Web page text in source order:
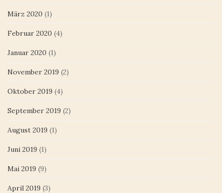
März 2020 (1)
Februar 2020 (4)
Januar 2020 (1)
November 2019 (2)
Oktober 2019 (4)
September 2019 (2)
August 2019 (1)
Juni 2019 (1)
Mai 2019 (9)
April 2019 (3)